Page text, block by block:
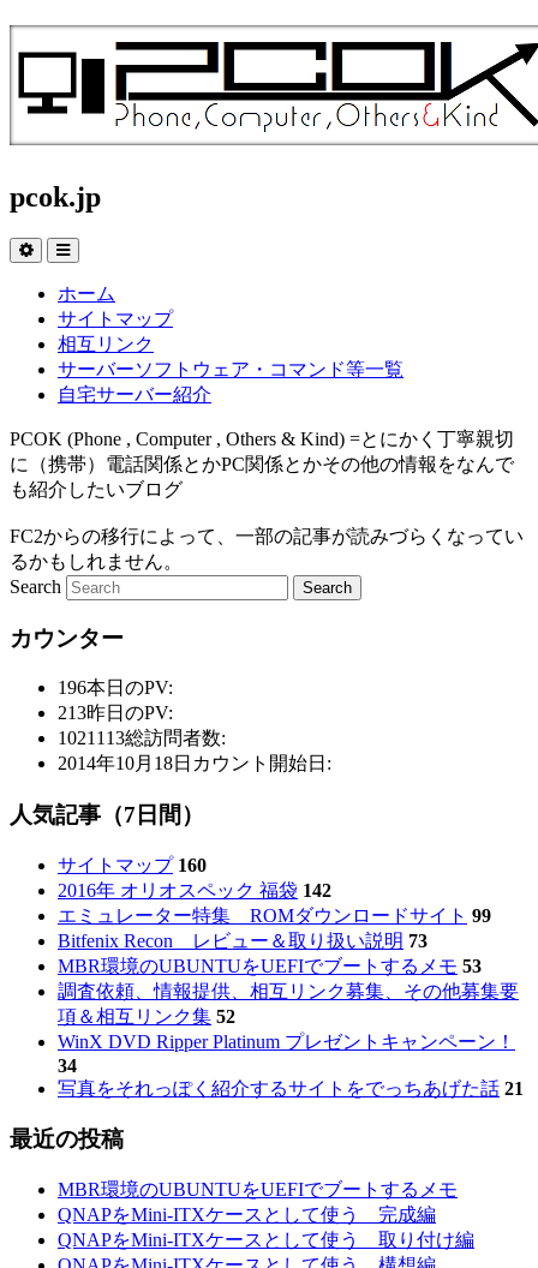
pcok.jp
ホーム
サイトマップ
相互リンク
サーバーソフトウェア・コマンド等一覧
自宅サーバー紹介
PCOK (Phone , Computer , Others & Kind) =とにかく丁寧親切
に（携帯）電話関係とかPC関係とかその他の情報をなんで
も紹介したいブログ
FC2からの移行によって、一部の記事が読みづらくなってい
るかもしれません。
Search
カウンター
196本日のPV:
213昨日のPV:
1021113総訪問者数:
2014年10月18日 カウント開始日:
人気記事（7日間）
サイトマップ 160
2016年 オリオスペック 福袋 142
エミュレーター特集 ROMダウンロードサイト 99
Bitfenix Recon レビュー＆取り扱い説明 73
MBR環境のUBUNTUをUEFIでブートするメモ 53
調査依頼、情報提供、相互リンク募集、その他募集要
項＆相互リンク集 52
WinX DVD Ripper Platinum プレゼントキャンペーン！
34
写真をそれっぽく紹介するサイトをでっちあげた話 21
最近の投稿
MBR環境のUBUNTUをUEFIでブートするメモ
QNAPをMini-ITXケースとして使う 完成編
QNAPをMini-ITXケースとして使う 取り付け編